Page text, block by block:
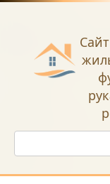
Перейти
Поиск: